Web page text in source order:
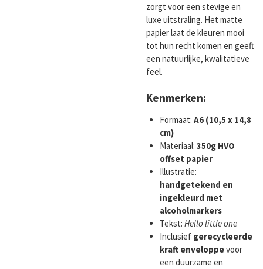
zorgt voor een stevige en
luxe uitstraling. Het matte
papier laat de kleuren mooi
tot hun recht komen en geeft
een natuurlijke, kwalitatieve
feel.
Kenmerken:
Formaat: A6 (10,5 x 14,8
cm)
Materiaal: 350g HVO
offset papier
Illustratie:
handgetekend en
ingekleurd met
alcoholmarkers
Tekst: Hello little one
Inclusief gerecycleerde
kraft enveloppevoor
een duurzame en